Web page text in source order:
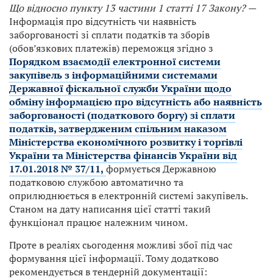
Що відносно пункту 13 частини 1 статті 17 Закону? —
Інформація про відсутність чи наявність
заборгованості зі сплати податків та зборів
(обов’язкових платежів) переможця згідно з
Порядком взаємодії електронної системи
закупівель з інформаційними системами
Державної фіскальної служби України щодо
обміну інформацією про відсутність або наявність
заборгованості (податкового боргу) зі сплати
податків, затвердженим спільним наказом
Міністерства економічного розвитку і торгівлі
України та Міністерства фінансів України від
17.01.2018 № 37/11, формується Державною
податковою службою автоматично та
оприлюднюється в електронній системі закупівель.
Станом на дату написання цієї статті такий
функціонал працює належним чином.
Проте в реаліях сьогодення можливі збої під час
формування цієї інформації. Тому додатково
рекомендується в тендерній документації: